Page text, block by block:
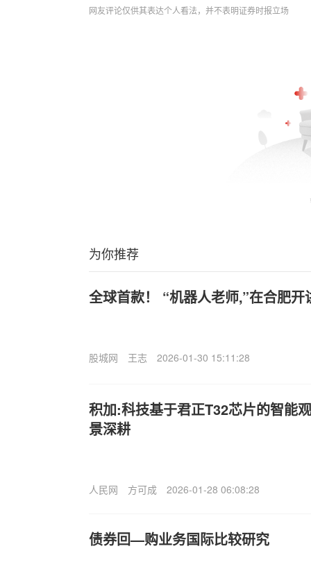
网友评论仅供其表达个人看法，并不表明证券时报立场
为你推荐
全球首款！ “机器人老师,”在合肥开
股城网 王志 2026-01-30 15:11:28
积加:科技基于君正T32芯片的智能
景深耕
人民网 方可成 2026-01-28 06:08:28
债券回—购业务国际比较研究